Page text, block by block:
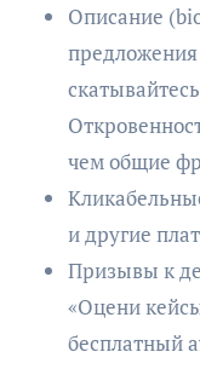
Описание
чем общие
и другие
Призывы к
«Оцени
бесплатный